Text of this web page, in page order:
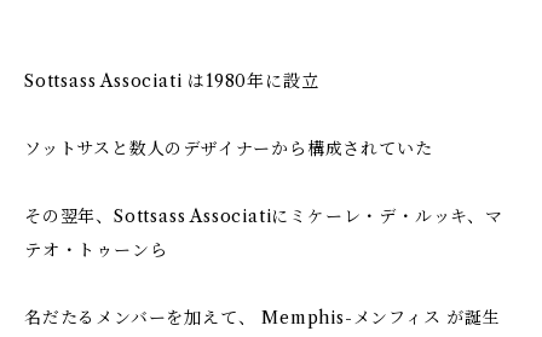
Sottsass Associati は1980年に設立
ソットサスと数人のデザイナーから構成されていた
その翌年、Sottsass Associatiにミケーレ・デ・ルッキ、マ
テオ・トゥーンら
名だたるメンバーを加えて、 Memphis-メンフィス が誕生